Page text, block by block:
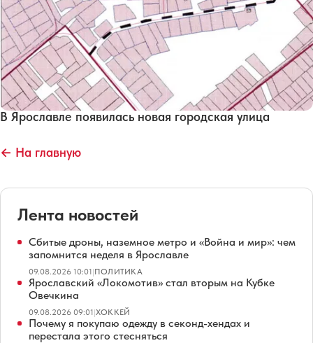
В Ярославле появилась новая городская улица
← На главную
Лента новостей
Сбитые дроны, наземное метро и «Война и мир»: чем
запомнится неделя в Ярославле
09.08.2026 10:01|ПОЛИТИКА
Ярославский «Локомотив» стал вторым на Кубке
Овечкина
09.08.2026 09:01|ХОККЕЙ
Почему я покупаю одежду в секонд-хендах и
перестала этого стесняться